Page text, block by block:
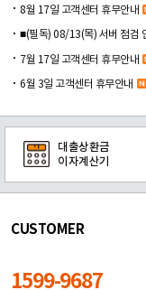
8월 17일 고객센터 휴무안내
■(필독) 08/13(목) 서버 점검
7월 17일 고객센터 휴무안내
6월 3일 고객센터 휴무안내
대출상환금
이자계산기
CUSTOMER
1599-9687